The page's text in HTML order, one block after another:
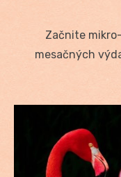
Začnite
mesačných